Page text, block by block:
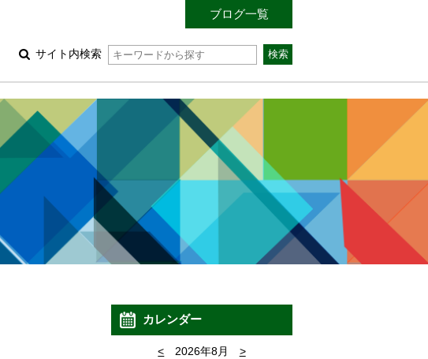
ブログ一覧
サイト内検索
カレンダー
< 2026年8月
>